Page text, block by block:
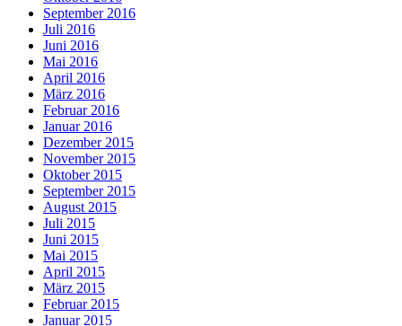
September 2016
Juli 2016
Juni 2016
Mai 2016
April 2016
März 2016
Februar 2016
Januar 2016
Dezember 2015
November 2015
Oktober 2015
September 2015
August 2015
Juli 2015
Juni 2015
Mai 2015
April 2015
März 2015
Februar 2015
Januar 2015